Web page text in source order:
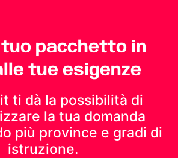
pacchetto in
tue esigenze
ti dà la possibilità di
la tua domanda
più province e gradi di
istruzione.